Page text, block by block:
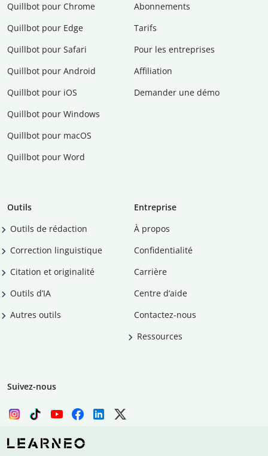
Quillbot pour Chrome
Quillbot pour Edge
Quillbot pour Safari
Quillbot pour Android
Quillbot pour iOS
Quillbot pour Windows
Quillbot pour macOS
Quillbot pour Word
Abonnements
Tarifs
Pour les entreprises
Affiliation
Demander une démo
Outils
Outils de rédaction
Correction linguistique
Citation et originalité
Outils d’IA
Autres outils
Entreprise
À propos
Confidentialité
Carrière
Centre d’aide
Contactez-nous
Ressources
Suivez-nous